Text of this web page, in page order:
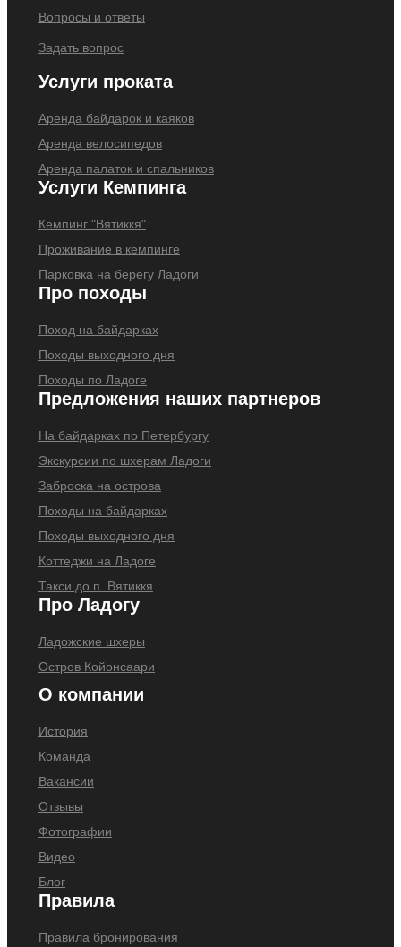
Вопросы и ответы
Задать вопрос
Услуги проката
Аренда байдарок и каяков
Аренда велосипедов
Аренда палаток и спальников
Услуги Кемпинга
Кемпинг "Вятиккя"
Проживание в кемпинге
Парковка на берегу Ладоги
Про походы
Поход на байдарках
Походы выходного дня
Походы по Ладоге
Предложения наших партнеров
На байдарках по Петербургу
Экскурсии по шхерам Ладоги
Заброска на острова
Походы на байдарках
Походы выходного дня
Коттеджи на Ладоге
Такси до п. Вятиккя
Про Ладогу
Ладожские шхеры
Остров Койонсаари
О компании
История
Команда
Вакансии
Отзывы
Фотографии
Видео
Блог
Правила
Правила бронирования